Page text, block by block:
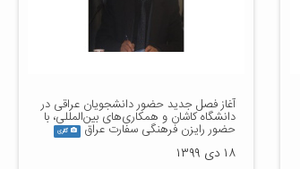
آغاز فصل جدید حضور دانشجویان عراقی در
دانشگاه کاشان و همکاری‌های بین‌المللی، با
حضور رایزن فرهنگی سفارت عراق گالری
۱۸ دی ۱۳۹۹